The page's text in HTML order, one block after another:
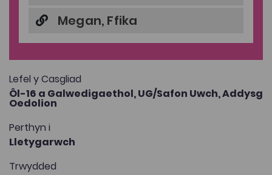
Megan, Ffika
Lefel y Casgliad
Ôl-16 a Galwedigaethol,UG/Safon Uwch,Addysg
Oedolion
Perthyn i
Lletygarwch
Trwydded